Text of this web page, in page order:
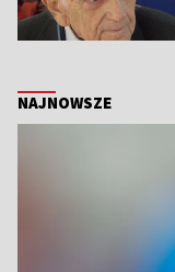
NAJNOWSZE